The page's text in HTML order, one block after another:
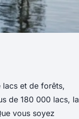
et de forêts,
de 180 000 lacs, la
vous soyez